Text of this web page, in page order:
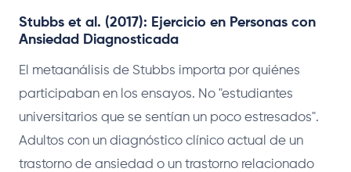
Stubbs et al. (2017): Ejercicio en Personas con
Ansiedad Diagnosticada
El metaanálisis de Stubbs importa por quiénes
participaban en los ensayos. No "estudiantes
universitarios que se sentían un poco estresados".
Adultos con un diagnóstico clínico actual de un
trastorno de ansiedad o un trastorno relacionado